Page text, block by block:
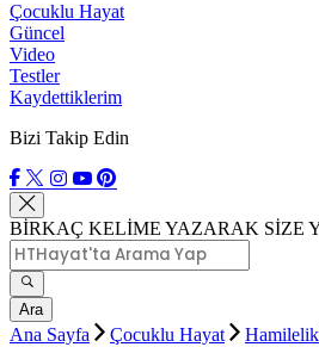
Çocuklu Hayat
Güncel
Video
Testler
Kaydettiklerim
Bizi Takip Edin
BİRKAÇ KELİME YAZARAK SİZE
Ara
Ana Sayfa Çocuklu Hayat Hamilelik